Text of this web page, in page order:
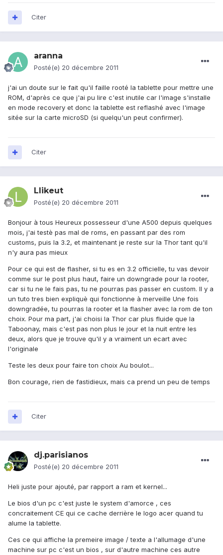
Citer
aranna
Posté(e) 20 décembre 2011
j'ai un doute sur le fait qu'il faille rooté la tablette pour mettre une
ROM, d'après ce que j'ai pu lire c'est inutile car l'image s'installe
en mode recovery et donc la tablette est reflashé avec l'image
sitée sur la carte microSD (si quelqu'un peut confirmer).
Citer
Llikeut
Posté(e) 20 décembre 2011
Bonjour à tous Heureux possesseur d'une A500 depuis quelques
mois, j'ai testè pas mal de roms, en passant par des rom
customs, puis la 3.2, et maintenant je reste sur la Thor tant qu'il
n'y aura pas mieux
Pour ce qui est de flasher, si tu es en 3.2 officielle, tu vas devoir
comme sur le post plus haut, faire un downgrade pour la rooter,
car si tu ne le fais pas, tu ne pourras pas passer en custom. Il y a
un tuto tres bien expliquè qui fonctionne à merveille Une fois
downgradée, tu pourras la rooter et la flasher avec la rom de ton
choix. Pour ma part, j'ai choisi la Thor car plus fluide que la
Taboonay, mais c'est pas non plus le jour et la nuit entre les
deux, alors que je trouve qu'il y a vraiment un ecart avec
l'originale
Teste les deux pour faire ton choix Au boulot...
Bon courage, rien de fastidieux, mais ca prend un peu de temps
Citer
dj.parisianos
Posté(e) 20 décembre 2011
Heli juste pour ajouté, par rapport a ram et kernel...
Le bios d'un pc c'est juste le system d'amorce , ces
concraitement CE qui ce cache derrière le logo acer quand tu
alume la tablette.
Ces ce qui affiche la premeire image / texte a l'allumage d'une
machine sur pc c'est un bios , sur d'autre machine ces autre